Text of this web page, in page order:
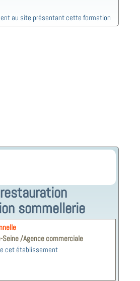
au site présentant cette formation
sommellerie
Seine /Agence commerciale
cet établissement